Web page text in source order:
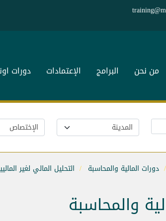
من نحن البرامج الإعتمادات دورات
دورات المالية والمحاسبة التحليل المالي لغير
والمحاسبة